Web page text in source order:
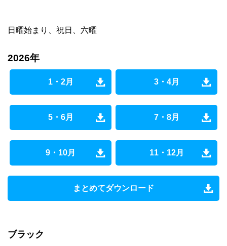
日曜始まり、祝日、六曜
2026年
1・2月 3・4月
5・6月 7・8月
9・10月 11・12月
まとめてダウンロード
ブラック